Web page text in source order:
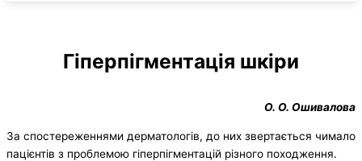
Гіперпігментація шкіри
О. О. Ошивалова
За спостереженнями дерматологів, до них звертається чимало
пацієнтів з проблемою гіперпігментацій різного походження.